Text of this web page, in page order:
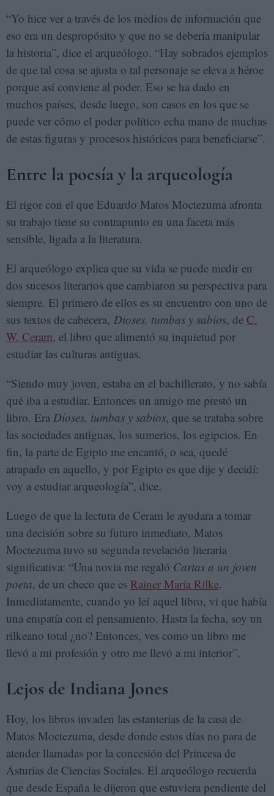
“Yo hice ver a través de los medios de información que
eso era un despropósito y que no se debería manipular
la historia”, dice el arqueólogo. “Hay sobrados ejemplos
de que tal cosa se ajusta o tal personaje se eleva a héroe
porque así conviene al poder. Eso se ha dado en
muchos países, desde luego, son casos en los que se
puede ver cómo el poder político echa mano de muchas
de estas figuras y procesos históricos para beneficiarse”.
Entre la poesía y la arqueología
El rigor con el que Eduardo Matos Moctezuma afronta
su trabajo tiene su contrapunto en una faceta más
sensible, ligada a la literatura.
El arqueólogo explica que su vida se puede medir en
dos sucesos literarios que cambiaron su perspectiva para
siempre. El primero de ellos es su encuentro con uno de
sus textos de cabecera, Dioses, tumbas y sabios, de C.
W. Ceram, el libro que alimentó su inquietud por
estudiar las culturas antiguas.
“Siendo muy joven, estaba en el bachillerato, y no sabía
qué iba a estudiar. Entonces un amigo me prestó un
libro. Era Dioses, tumbas y sabios, que se trataba sobre
las sociedades antiguas, los sumerios, los egipcios. En
fin, la parte de Egipto me encantó, o sea, quedé
atrapado en aquello, y por Egipto es que dije y decidí:
voy a estudiar arqueología”, dice.
Luego de que la lectura de Ceram le ayudara a tomar
una decisión sobre su futuro inmediato, Matos
Moctezuma tuvo su segunda revelación literaria
significativa: “Una novia me regaló Cartas a un joven
poeta, de un checo que es Rainer María Rilke.
Inmediatamente, cuando yo leí aquel libro, vi que había
una empatía con el pensamiento. Hasta la fecha, soy un
rilkeano total ¿no? Entonces, ves como un libro me
llevó a mi profesión y otro me llevó a mi interior”.
Lejos de Indiana Jones
Hoy, los libros invaden las estanterías de la casa de
Matos Moctezuma, desde donde estos días no para de
atender llamadas por la concesión del Princesa de
Asturias de Ciencias Sociales. El arqueólogo recuerda
que desde España le dijeron que estuviera pendiente del